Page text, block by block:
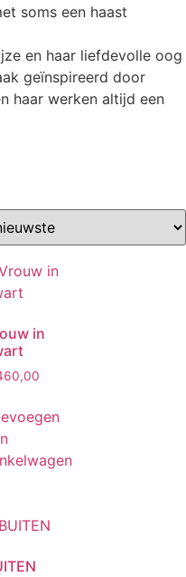
soms een haast
en haar liefdevolle oog
geïnspireerd door
haar werken altijd een
in